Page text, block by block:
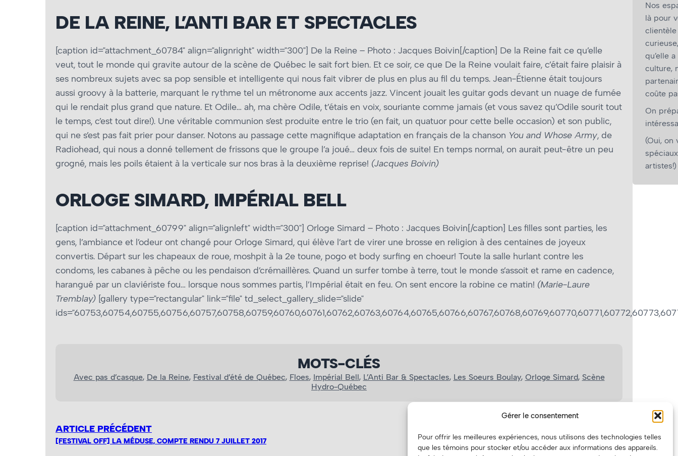
Gérer le consentement
Pour offrir les meilleures expériences, nous utilisons des technologies telles
que les témoins pour stocker et/ou accéder aux informations des appareils.
DE LA REINE, L’ANTI BAR ET SPECTACLES
[caption id="attachment_60784" align="alignright" width="300"] De la Reine – Photo : Jacques Boivin[/caption] De la Reine fait ce qu’elle
veut, tout le monde qui gravite autour de la scène de Québec le sait fort bien. Et ce soir, ce que De la Reine voulait faire, c’était faire plaisir à
ses nombreux sujets avec sa pop sensible et intelligente qui nous fait vibrer de plus en plus au fil du temps. Jean-Étienne était toujours
aussi groovy à la batterie, marquant le rythme tel un métronome aux accents jazz. Vincent jouait les guitar gods devant un nuage de fumée
qui le rendait plus grand que nature. Et Odile… ah, ma chère Odile, t’étais en voix, souriante comme jamais (et vous savez qu’Odile sourit tout
le temps, c’est tout dire!). Une véritable communion s’est produite entre le trio (en fait, un quatuor pour cette belle occasion) et son public,
qui ne s’est pas fait prier pour danser. Notons au passage cette magnifique adaptation en français de la chanson You and Whose Army, de
Radiohead, qui nous a donné tellement de frissons que le groupe l’a joué… deux fois de suite! En temps normal, on aurait peut-être un peu
grogné, mais les poils étaient à la verticale sur nos bras à la deuxième reprise! (Jacques Boivin)
ORLOGE SIMARD, IMPÉRIAL BELL
[caption id="attachment_60799" align="alignleft" width="300"] Orloge Simard – Photo : Jacques Boivin[/caption] Les filles sont parties, les
gens, l’ambiance et l’odeur ont changé pour Orloge Simard, qui élève l’art de virer une brosse en religion à des centaines de joyeux
convertis. Départ sur les chapeaux de roue, moshpit à la 2e toune, pogo et body surfing en choeur! Toute la salle hurlant contre les
condoms, les cabanes à pêche ou les pendaison d’crémaillères. Quand un surfer tombe à terre, tout le monde s’assoit et rame en cadence,
harangué par un claviériste fou… lorsque nous sommes partis, l’Impérial était en feu. On sent encore la robine ce matin! (Marie-Laure
Tremblay) [gallery type="rectangular" link="file" td_select_gallery_slide="slide"
MOTS-CLÉS
Avec pas d’casque, De la Reine, Festival d’été de Québec, Floes, Impérial Bell, L’Anti Bar & Spectacles, Les Soeurs Boulay, Orloge Simard, Scène
Hydro-Québec
ARTICLE PRÉCÉDENT
[FESTIVAL OFF] LA MÉDUSE, COMPTE RENDU 7 JUILLET 2017 ENTREVUE AUDIO : LES HÔTESSES D'HILAIRE
Nos
là pour
clientèle
qu’elle
culture,
coûte
On
(Oui, on
artistes!)